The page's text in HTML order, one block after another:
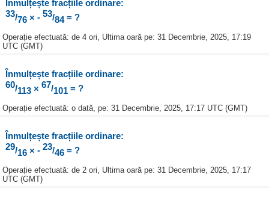
Înmulțește fracțiile ordinare:
33/76× - 53/84 = ?
Operație efectuată: de 4 ori, Ultima oară pe: 31 Decembrie, 2025, 17:19
UTC (GMT)
Înmulțește fracțiile ordinare:
60/113× 67/101 = ?
Operație efectuată: o dată, pe: 31 Decembrie, 2025, 17:17 UTC (GMT)
Înmulțește fracțiile ordinare:
29/16× - 23/46= ?
Operație efectuată: de 2 ori, Ultima oară pe: 31 Decembrie, 2025, 17:17
UTC (GMT)